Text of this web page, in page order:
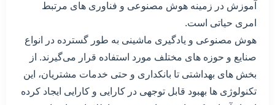
آموزش در زمینه هوش مصنوعی و فناوری های مرتبط
امری حیاتی است.
هوش مصنوعی و یادگیری ماشینی به طور گسترده در انواع
صنایع و حوزه های مختلف مورد استفاده قرار می‌گیرند. از
بخش های بهداشتی تا بانکداری و حتی خدمات مشتریان، این
تکنولوژی ها بهبود قابل توجهی در کارایی و کارایی ایجاد کرده